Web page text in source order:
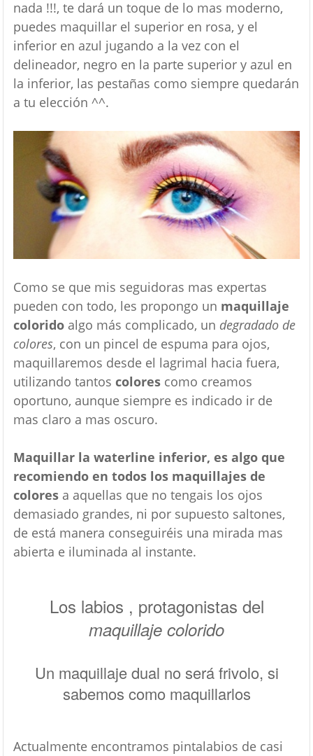
nada !!!, te dará un toque de lo mas moderno,
puedes maquillar el superior en rosa, y el
inferior en azul jugando a la vez con el
delineador, negro en la parte superior y azul en
la inferior, las pestañas como siempre quedarán
a tu elección ^^.
Como se que mis seguidoras mas expertas
pueden con todo, les propongo un maquillaje
coloridoalgo más complicado, un degradado de
colores, con un pincel de espuma para ojos,
maquillaremos desde el lagrimal hacia fuera,
utilizando tantos colorescomo creamos
oportuno, aunque siempre es indicado ir de
mas claro a mas oscuro.
Maquillar la waterline inferior, es algo que
recomiendo en todos los maquillajes de
coloresa aquellas que no tengais los ojos
demasiado grandes, ni por supuesto saltones,
de está manera conseguiréis una mirada mas
abierta e iluminada al instante.
Los labios , protagonistas del
maquillaje colorido
Un maquillaje dual no será frivolo, si
sabemos como maquillarlos
Actualmente encontramos pintalabios de casi